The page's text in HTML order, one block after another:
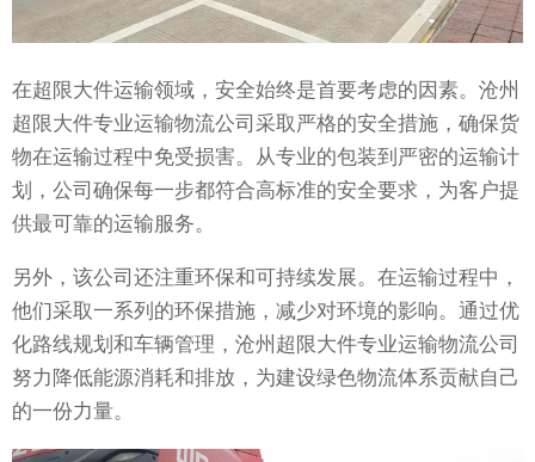
在超限大件运输领域，安全始终是首要考虑的因素。沧州
超限大件专业运输物流公司采取严格的安全措施，确保货
物在运输过程中免受损害。从专业的包装到严密的运输计
划，公司确保每一步都符合高标准的安全要求，为客户提
供最可靠的运输服务。
另外，该公司还注重环保和可持续发展。在运输过程中，
他们采取一系列的环保措施，减少对环境的影响。通过优
化路线规划和车辆管理，沧州超限大件专业运输物流公司
努力降低能源消耗和排放，为建设绿色物流体系贡献自己
的一份力量。